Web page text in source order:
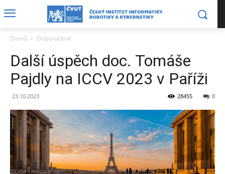
Domů Doporučené
Další úspěch doc. Tomáše
Pajdly na ICCV 2023 v Paříži
23.10.2023 0
28455